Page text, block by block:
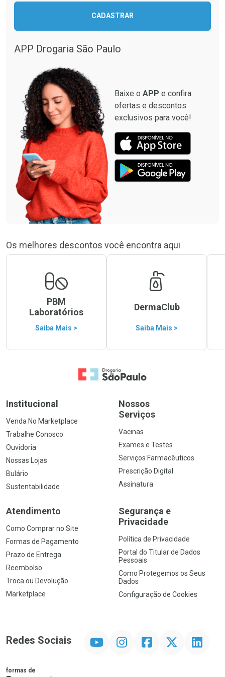
Comprar sem Desconto
Comprar sem Desconto
Comprar sem Desconto
Comprar sem Desconto
CADASTRAR
APP Drogaria São Paulo
Baixe o APP e confira
ofertas e descontos
exclusivos para você!
Os melhores descontos você encontra aqui
PBM
Laboratórios
Saiba Mais >
DermaClub
Saiba Mais >
Ir para a Home
Institucional
Venda No Marketplace
Trabalhe Conosco
Ouvidoria
Nossas Lojas
Bulário
Sustentabilidade
Nossos
Serviços
Vacinas
Exames e Testes
Serviços Farmacêuticos
Prescrição Digital
Assinatura
Atendimento
Como Comprar no Site
Formas de Pagamento
Prazo de Entrega
Reembolso
Troca ou Devolução
Marketplace
Segurança e
Privacidade
Política de Privacidade
Portal do Titular de Dados
Pessoais
Como Protegemos os Seus
Dados
Configuração de Cookies
Redes Sociais InstagramFacebookTwitter Linkedin
formas de